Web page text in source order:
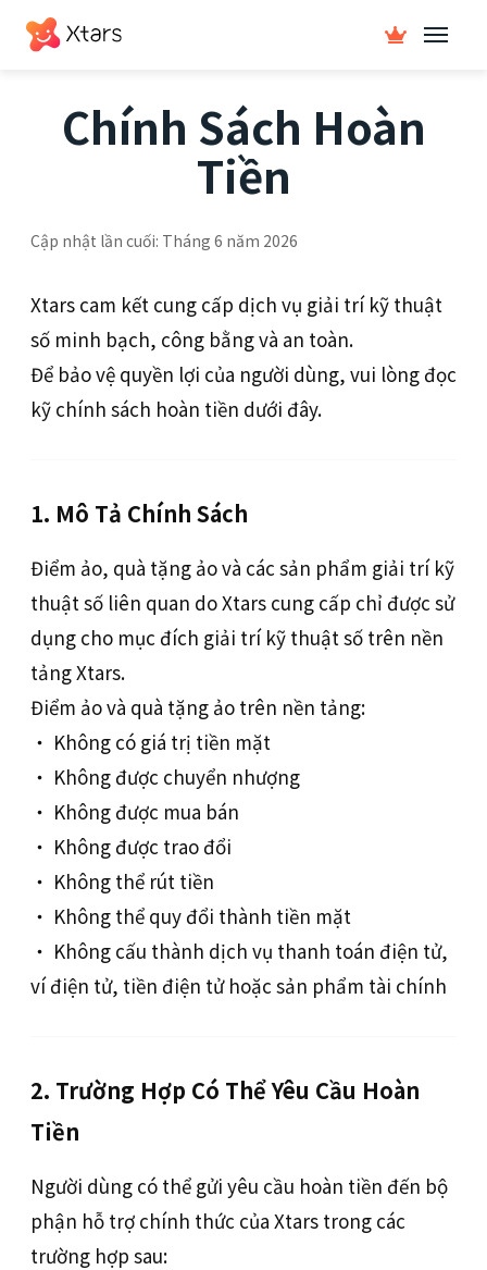
Chính Sách Hoàn
Tiền
Cập nhật lần cuối: Tháng 6 năm 2026
Xtars cam kết cung cấp dịch vụ giải trí kỹ thuật
số minh bạch, công bằng và an toàn.
Để bảo vệ quyền lợi của người dùng, vui lòng đọc
kỹ chính sách hoàn tiền dưới đây.
1. Mô Tả Chính Sách
Điểm ảo, quà tặng ảo và các sản phẩm giải trí kỹ
thuật số liên quan do Xtars cung cấp chỉ được sử
dụng cho mục đích giải trí kỹ thuật số trên nền
tảng Xtars.
Điểm ảo và quà tặng ảo trên nền tảng:
‧ Không có giá trị tiền mặt
‧ Không được chuyển nhượng
‧ Không được mua bán
‧ Không được trao đổi
‧ Không thể rút tiền
‧ Không thể quy đổi thành tiền mặt
‧ Không cấu thành dịch vụ thanh toán điện tử,
ví điện tử, tiền điện tử hoặc sản phẩm tài chính
2. Trường Hợp Có Thể Yêu Cầu Hoàn
Tiền
Người dùng có thể gửi yêu cầu hoàn tiền đến bộ
phận hỗ trợ chính thức của Xtars trong các
trường hợp sau: